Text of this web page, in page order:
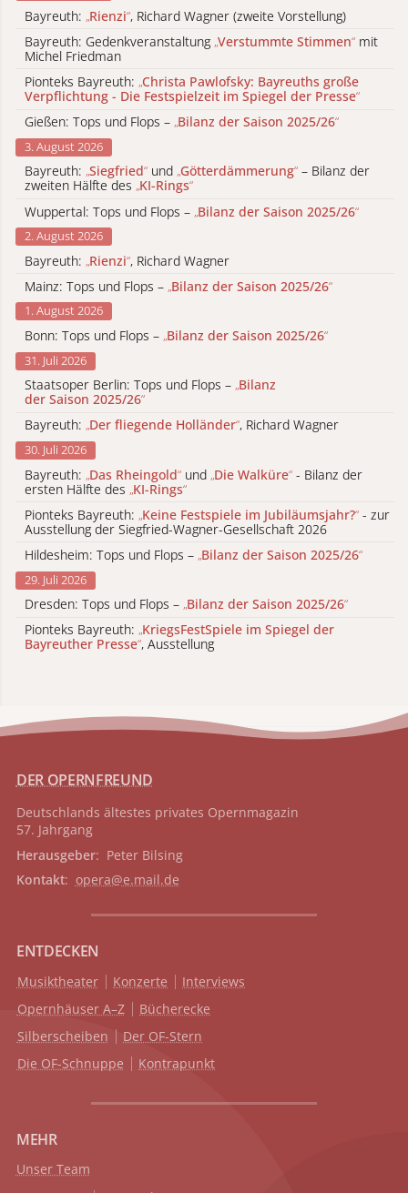
Bayreuth: „Rienzi“, Richard Wagner (zweite Vorstellung)
Bayreuth: Gedenkveranstaltung „Verstummte Stimmen“ mit
Michel Friedman
Pionteks Bayreuth: „Christa Pawlofsky: Bayreuths große
Verpflichtung - Die Festspielzeit im Spiegel der Presse“
Gießen: Tops und Flops – „Bilanz der Saison 2025/26“
3. August 2026
Bayreuth: „Siegfried“ und „Götterdämmerung“ – Bilanz der
zweiten Hälfte des „KI-Rings“
Wuppertal: Tops und Flops – „Bilanz der Saison 2025/26“
2. August 2026
Bayreuth: „Rienzi“, Richard Wagner
Mainz: Tops und Flops – „Bilanz der Saison 2025/26“
1. August 2026
Bonn: Tops und Flops – „Bilanz der Saison 2025/26“
31. Juli 2026
Staatsoper Berlin: Tops und Flops – „Bilanz
der Saison 2025/26“
Bayreuth: „Der fliegende Holländer“, Richard Wagner
30. Juli 2026
Bayreuth: „Das Rheingold“ und „Die Walküre“ - Bilanz der
ersten Hälfte des „KI-Rings“
Pionteks Bayreuth: „Keine Festspiele im Jubiläumsjahr?“ - zur
Ausstellung der Siegfried-Wagner-Gesellschaft 2026
Hildesheim: Tops und Flops – „Bilanz der Saison 2025/26“
29. Juli 2026
Dresden: Tops und Flops – „Bilanz der Saison 2025/26“
Pionteks Bayreuth: „KriegsFestSpiele im Spiegel der
Bayreuther Presse“, Ausstellung
DER OPERNFREUND
Deutschlands ältestes privates Opernmagazin
57. Jahrgang
Herausgeber: Peter Bilsing
Kontakt: opera@e.mail.de
ENTDECKEN
Musiktheater Konzerte
Interviews
Opernhäuser A–Z
Bücherecke
Silberscheiben
Der OF-Stern
Die OF-Schnuppe
Kontrapunkt
MEHR
Unser Team